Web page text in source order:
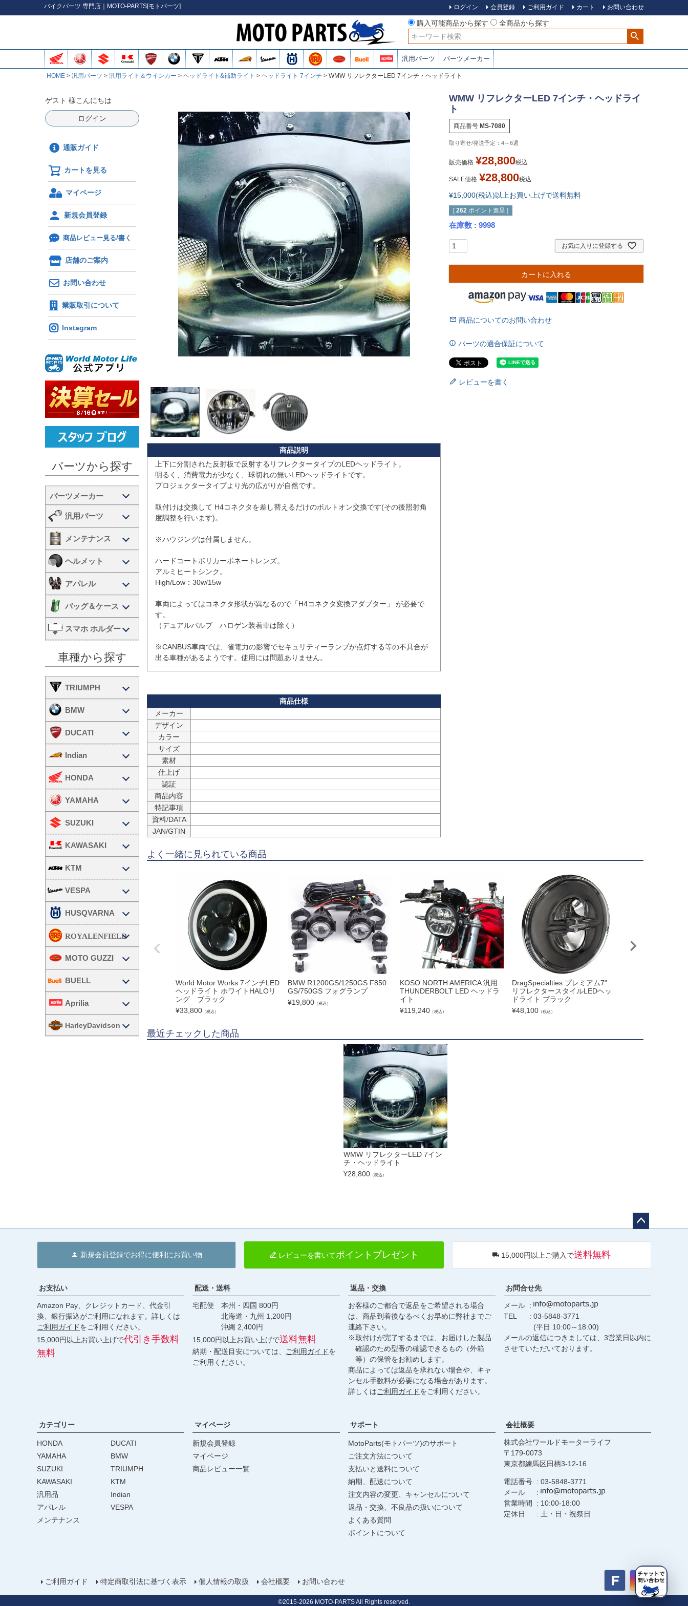
バイクパーツ 専門店｜MOTO-PARTS[モトパーツ] ログイン 会員登録 ご利用ガイド カート お問い合わせ
購入可能商品から探す
全商品から探す
検索
汎用パーツ パーツメーカー
HOME 汎用パーツ 汎用ライト＆ウインカー ヘッドライト&補助ライト ヘッドライト 7インチ WMW リフレクターLED 7インチ・ヘッドライト
ゲスト 様こんにちは
ログイン
通販ガイド
カートを見る
マイページ
新規会員登録
商品レビュー見る/書く
店舗のご案内
お問い合わせ
業販取引について
Instagram
パーツから探す
汎用パーツ
メンテナンス
ヘルメット
アパレル
バッグ＆ケース
スマホ ホルダー
車種から探す
TRIUMPH
BMW
DUCATI
Indian
HONDA
YAMAHA
SUZUKI
KAWASAKI
KTM
VESPA
HUSQVARNA
MOTO GUZZI
BUELL
Aprilia
HarleyDavidson
上下に分割された反射板で反射するリフレクタータイプのLEDヘッドライト。
明るく、消費電力が少なく、球切れの無いLEDヘッドライトです。
プロジェクタータイプより光の広がりが自然です。
取付けは交換して H4コネクタを差し替えるだけのボルトオン交換です(その後照射角
度調整を行います)。
※ハウジングは付属しません。
ハードコートポリカーボネートレンズ。
アルミヒートシンク。
High/Low：30w/15w
車両によってはコネクタ形状が異なるので「H4コネクタ変換アダプター」 が必要で
す。
（デュアルバルブ　ハロゲン装着車は除く）
※CANBUS車両では、省電力の影響でセキュリティーランプが点灯する等の不具合が
メーカー
デザイン
カラー
サイズ
素材
仕上げ
認証
商品内容
特記事項
資料/DATA
JAN/GTIN
WMW リフレクターLED 7インチ・ヘッドライ
ト
商品番号 MS-7080
4～6週
販売価格 ¥28,800税込
SALE価格 ¥28,800税込
¥15,000(税込)以上お買い上げで送料無料
[ 262 ポイント進呈 ]
在庫数 9998
お気に入りに登録する
カートに入れる
商品についてのお問い合わせ
パーツの適合保証について
レビューを書く
よく一緒に見られている商品
World Motor Works 7インチLED
ヘッドライト ホワイトHALOリ
ング ブラック
¥33,800 （税込）
BMW R1200GS/1250GS F850
GS/750GS フォグランプ
¥19,800 （税込）
KOSO NORTH AMERICA 汎用
THUNDERBOLT LED ヘッドラ
イト
¥119,240 （税込）
DragSpecialties プレミアム7"
リフレクタースタイルLEDヘッ
ドライト ブラック
¥48,100 （税込）
最近チェックした商品
WMW リフレクターLED 7イン
チ・ヘッドライト
¥28,800（税込）
へ
新規会員登録でお得に便利にお買い物 レビューを書いてポイントプレゼント 15,000円以上ご購入で送料無料
お支払い
Amazon Pay、クレジットカード、代金引
換、銀行振込がご利用になれます。詳しくは
ご利用ガイドをご利用ください。
15,000円以上お買い上げで代引き手数料
無料
配送・送料
宅配便 本州・四国 800円
北海道・九州 1,200円
沖縄 2,400円
15,000円以上お買い上げで送料無料
納期・配送目安については、 ご利用ガイドを
ご利用ください。
返品・交換
お客様のご都合で返品をご希望される場合
は、商品到着後なるべくお早めに弊社までご
連絡下さい。
※取付けが完了するまでは、お届けした製品
確認のため型番の確認できるもの（外箱
等）の保管をお勧めします。
商品によっては返品を承れない場合や、キャ
ンセル手数料が必要になる場合があります。
詳しくはご利用ガイドをご利用ください。
お問合せ先
メール
TEL
03-5848-3771
(平日 10:00～18:00)
メールの返信につきましては、3営業日以内に
させていただいております。
カテゴリー
HONDA
YAMAHA
SUZUKI
KAWASAKI
汎用品
アパレル
メンテナンス
DUCATI
BMW
TRIUMPH
KTM
Indian
VESPA
マイページ
新規会員登録
マイページ
商品レビュー一覧
サポート
MotoParts(モトパーツ)のサポート
ご注文方法について
支払いと送料について
納期、配送について
注文内容の変更、キャンセルについて
返品・交換、不良品の扱いについて
よくある質問
ポイントについて
会社概要
株式会社ワールドモーターライフ
179-0073
東京都練馬区田柄3-12-16
電話番号
03-5848-3771
メール
営業時間
10:00-18:00
定休日
土・日・祝祭日
ご利用ガイド 特定商取引法に基づく表示 個人情報の取扱 会社概要 お問い合わせ
©2015-2026 MOTO-PARTS All Rights reserved.